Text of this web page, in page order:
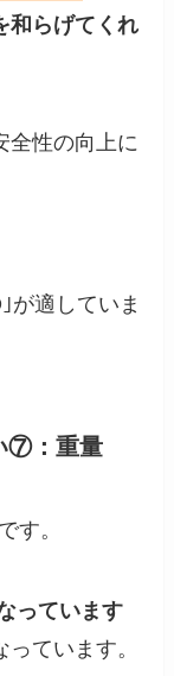
和らげてくれ
全性の向上に
が適していま
⑦：重量
です。
っています
っています。